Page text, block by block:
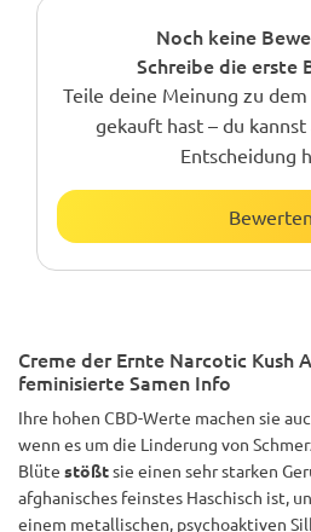
Noch keine
Schreibe die erste
Teile deine Meinung zu
gekauft hast – du
Entscheidung
Bewerten
Creme der Ernte Narcotic Kush
feminisierte Samen Info
Ihre hohen CBD-Werte machen sie
wenn es um die Linderung von
Blüte stößtsie einen sehr starken
afghanisches feinstes Haschisch ist,
einem metallischen, psychoaktiven